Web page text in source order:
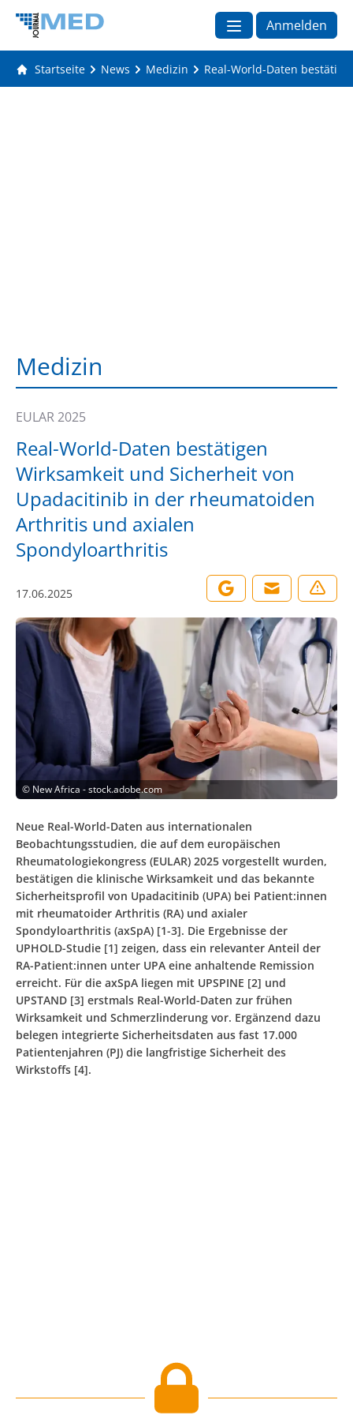
Anmelden
Startseite News Medizin Real-World-Daten
Medizin
EULAR 2025
Real-World-Daten bestätigen
Wirksamkeit und Sicherheit von
Upadacitinib in der rheumatoiden
Arthritis und axialen
Spondyloarthritis
17.06.2025
© New Africa - stock.adobe.com
Neue Real-World-Daten aus internationalen
Beobachtungsstudien, die auf dem europäischen
Rheumatologiekongress (EULAR) 2025 vorgestellt wurden,
bestätigen die klinische Wirksamkeit und das bekannte
Sicherheitsprofil von Upadacitinib (UPA) bei Patient:innen
mit rheumatoider Arthritis (RA) und axialer
Spondyloarthritis (axSpA) [1-3]. Die Ergebnisse der
UPHOLD-Studie [1] zeigen, dass ein relevanter Anteil der
RA-Patient:innen unter UPA eine anhaltende Remission
erreicht. Für die axSpA liegen mit UPSPINE [2] und
UPSTAND [3] erstmals Real-World-Daten zur frühen
Wirksamkeit und Schmerzlinderung vor. Ergänzend dazu
belegen integrierte Sicherheitsdaten aus fast 17.000
Patientenjahren (PJ) die langfristige Sicherheit des
Wirkstoffs [4].